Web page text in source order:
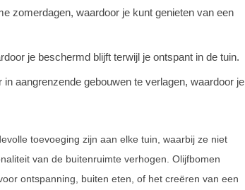
zomerdagen, waardoor je kunt genieten van een
je beschermd blijft terwijl je ontspant in de tuin.
aangrenzende gebouwen te verlagen, waardoor je
toevoeging zijn aan elke tuin, waarbij ze niet
van de buitenruimte verhogen. Olijfbomen
ontspanning, buiten eten, of het creëren van een